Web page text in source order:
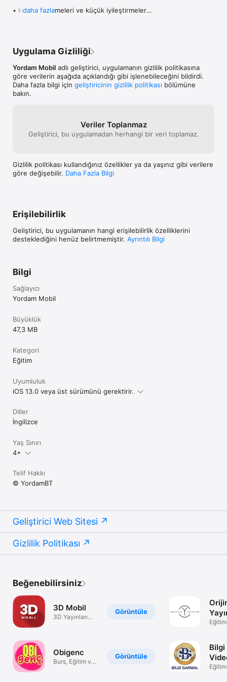
• Hata düzeltmeleri ve küçük iyileştirmeler
Bu güncellemeyle ilgili herhangi bir sorunla
paylaşın. Görüşleriniz bizim için çok değerli!
Sevgiler,
Cep Kütüphanem Ekibi
daha fazla
Uygulama Gizliliği
Yordam Mobil adlı geliştirici, uygulamanın gizlilik politikasına
göre verilerin aşağıda açıklandığı gibi işlenebileceğini bildirdi.
Daha fazla bilgi için geliştiricinin gizlilik politikası bölümüne
bakın.
Veriler Toplanmaz
Geliştirici, bu uygulamadan herhangi bir veri toplamaz.
Gizlilik politikası kullandığınız özellikler ya da yaşınız gibi verilere
göre değişebilir. Daha Fazla Bilgi
Erişilebilirlik
Geliştirici, bu uygulamanın hangi erişilebilirlik özelliklerini
desteklediğini henüz belirtmemiştir. Ayrıntılı Bilgi
Bilgi
Sağlayıcı
Yordam Mobil
Büyüklük
47,3 MB
Kategori
Eğitim
Uyumluluk
iOS 13.0 veya üst sürümünü gerektirir.
Diller
İngilizce
Yaş Sınırı
4+
Telif Hakkı
© YordamBT
Geliştirici Web Sitesi
Gizlilik Politikası
Beğenebilirsiniz
Görüntüle
3D Mobil
3D Yayınları
Görüntüle
Obigenc
Burs, Eğitim ve
Eğitim
Bilgi
Eğitim